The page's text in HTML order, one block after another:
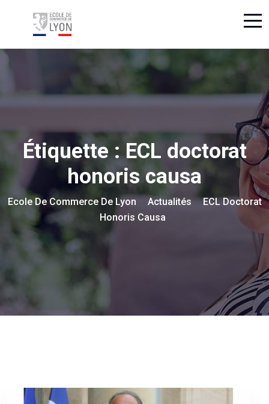
Étiquette :ECL doctorat
honoris causa
Ecole De Commerce De Lyon Actualités >ECL Doctorat
Honoris Causa